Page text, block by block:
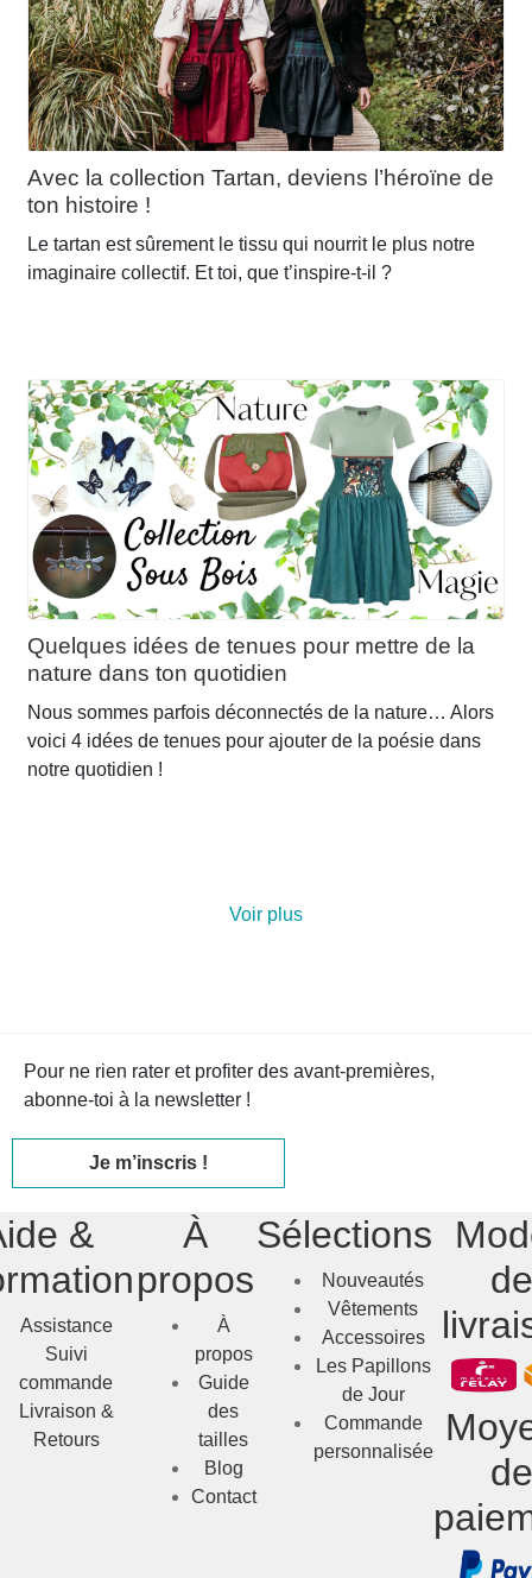
produit
Avec la collection Tartan, deviens l’héroïne de
ton histoire !
Le tartan est sûrement le tissu qui nourrit le plus notre
imaginaire collectif. Et toi, que t’inspire-t-il ?
Quelques idées de tenues pour mettre de la
nature dans ton quotidien
Nous sommes parfois déconnectés de la nature… Alors
voici 4 idées de tenues pour ajouter de la poésie dans
notre quotidien !
Voir plus
Pour ne rien rater et profiter des avant-premières,
abonne-toi à la newsletter !
Je m’inscris !
&
Assistance
Suivi
commande
Livraison &
Retours
À
propos
À
propos
Guide
des
tailles
Blog
Contact
Sélections
Nouveautés
Vêtements
Accessoires
Les Papillons
de Jour
Commande
personnalisée
de
de